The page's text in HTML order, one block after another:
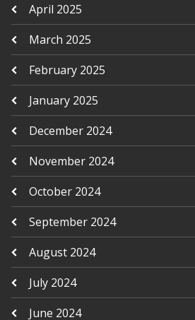
April 2025
March 2025
February 2025
January 2025
December 2024
November 2024
October 2024
September 2024
August 2024
July 2024
June 2024